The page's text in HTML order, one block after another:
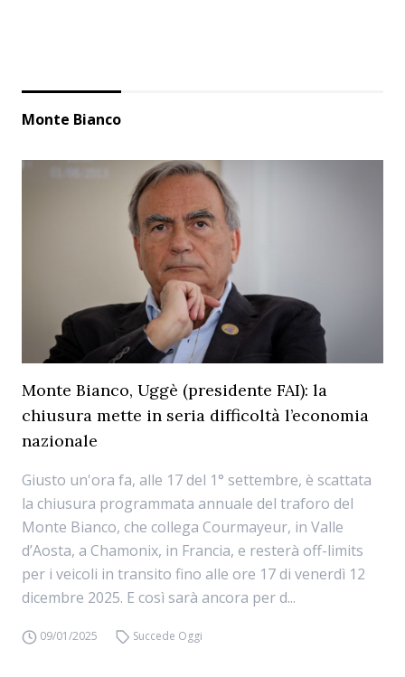
Monte Bianco
Monte Bianco, Uggè (presidente FAI): la
chiusura mette in seria difficoltà l’economia
nazionale
Giusto un'ora fa, alle 17 del 1° settembre, è scattata
la chiusura programmata annuale del traforo del
Monte Bianco, che collega Courmayeur, in Valle
d’Aosta, a Chamonix, in Francia, e resterà off-limits
per i veicoli in transito fino alle ore 17 di venerdì 12
dicembre 2025. E così sarà ancora per d...
09/01/2025 Succede Oggi